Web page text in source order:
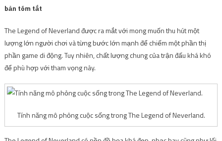
bản tóm tắt
The Legend of Neverland được ra mắt với mong muốn thu hút một
lượng lớn người chơi và từng bước lớn mạnh để chiếm một phần thị
phần game di động. Tuy nhiên, chất lượng chung của trận đấu khá khó
để phù hợp với tham vọng này.
Tính năng mô phỏng cuộc sống trong The Legend of Neverland.